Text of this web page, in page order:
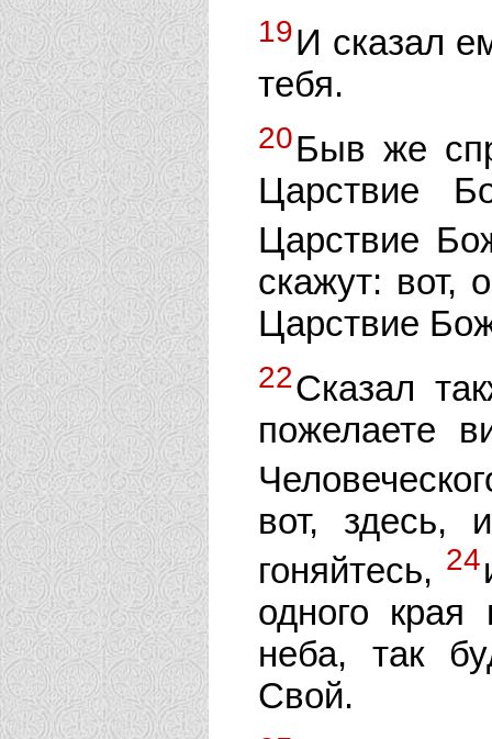
19И сказал
тебя.
20Быв же
Царствие
Царствие
скажут: вот,
Царствие
22Сказал
пожелаете
вот, здесь,
гоняйтесь, 24
одного края
неба, так
Свой.